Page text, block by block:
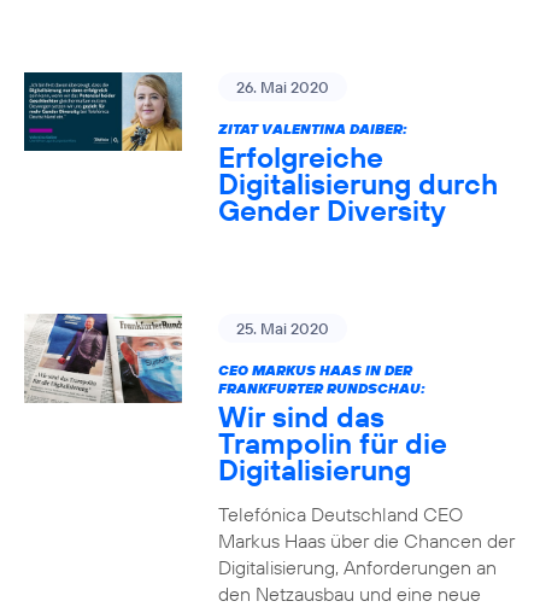
26. Mai 2020
ZITAT VALENTINA DAIBER:
Erfolgreiche
Digitalisierung durch
Gender Diversity
25. Mai 2020
CEO MARKUS HAAS IN DER
FRANKFURTER RUNDSCHAU:
Wir sind das
Trampolin für die
Digitalisierung
Telefónica Deutschland CEO
Markus Haas über die Chancen der
Digitalisierung, Anforderungen an
den Netzausbau und eine neue